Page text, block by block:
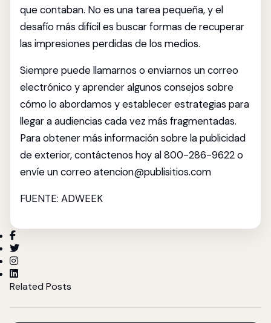
que contaban. No es una tarea pequeña, y el
desafío más difícil es buscar formas de recuperar
las impresiones perdidas de los medios.
Siempre puede llamarnos o enviarnos un correo
electrónico y aprender algunos consejos sobre
cómo lo abordamos y establecer estrategias para
llegar a audiencias cada vez más fragmentadas.
Para obtener más información sobre la publicidad
de exterior, contáctenos hoy al 800-286-9622 o
envíe un correo atencion@publisitios.com
FUENTE: ADWEEK
Related Posts